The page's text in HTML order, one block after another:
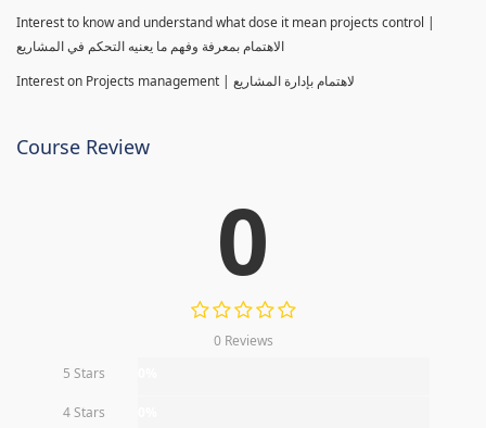
Interest to know and understand what dose it mean projects control |
الاهتمام بمعرفة وفهم ما يعنيه التحكم في المشاريع
Interest on Projects management | لاهتمام بإدارة المشاريع
Course Review
0
0 Reviews
5 Stars
4 Stars